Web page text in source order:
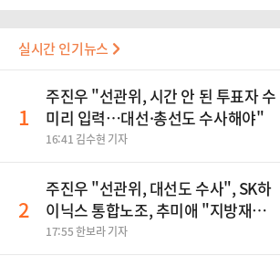
실시간 인기뉴스
1
주진우 "선관위, 시간 안 된 투표자 수
미리 입력…대선·총선도 수사해야"
16:41 김수현 기자
2
주진우 "선관위, 대선도 수사", SK하
이닉스 통합노조, 추미애 "지방재정
바꿔야", 세제개편 이달 정리 등
17:55 한보라 기자